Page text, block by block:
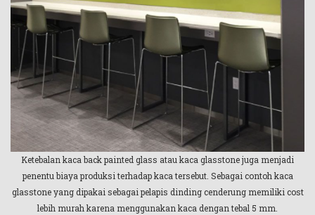
Ketebalan kaca back painted glass atau kaca glasstone juga menjadi
penentu biaya produksi terhadap kaca tersebut. Sebagai contoh kaca
glasstone yang dipakai sebagai pelapis dinding cenderung memiliki cost
lebih murah karena menggunakan kaca dengan tebal 5 mm.